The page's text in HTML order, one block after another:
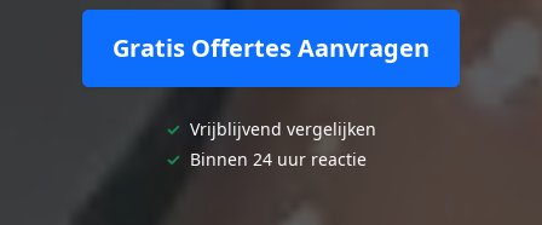
Gratis Offertes Aanvragen
✓ Vrijblijvend vergelijken
✓ Binnen 24 uur reactie